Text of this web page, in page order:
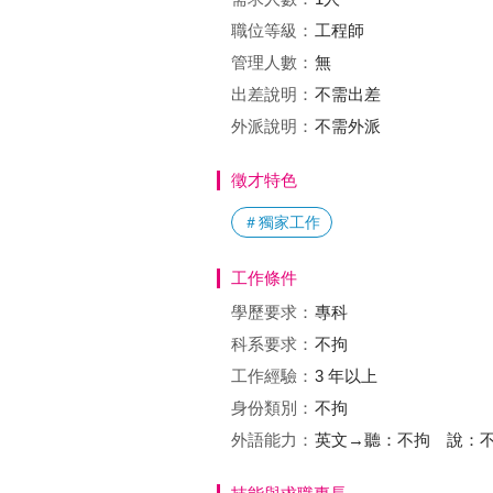
職位等級： 工程師
管理人數： 無
出差說明： 不需出差
外派說明： 不需外派
徵才特色
＃獨家工作
工作條件
學歷要求： 專科
科系要求： 不拘
工作經驗： 3 年以上
身份類別： 不拘
外語能力： 英文→聽：不拘 說：